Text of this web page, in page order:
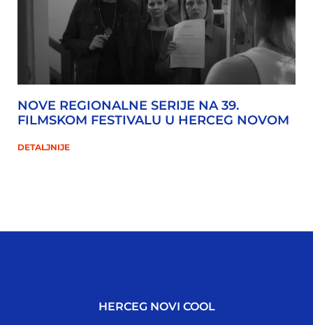
NOVE REGIONALNE SERIJE NA 39.
FILMSKOM FESTIVALU U HERCEG NOVOM
DETALJNIJE
HERCEG NOVI COOL